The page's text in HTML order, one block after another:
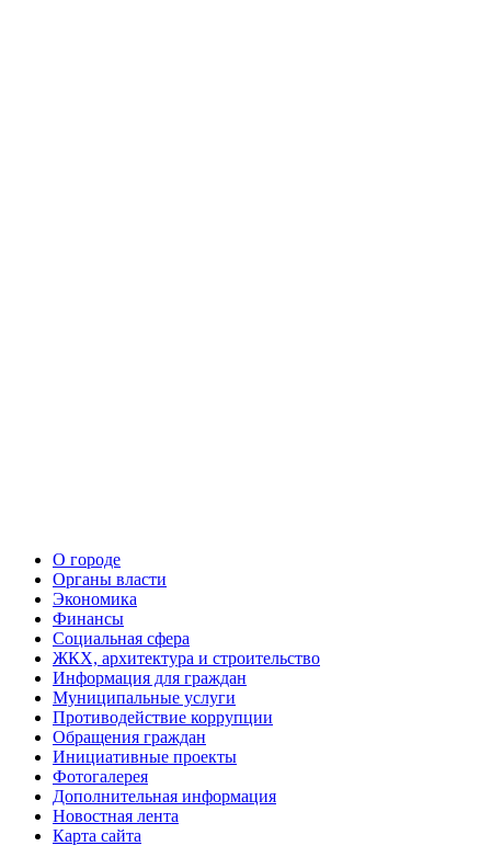
О городе
Органы власти
Экономика
Финансы
Социальная сфера
ЖКХ, архитектура и строительство
Информация для граждан
Муниципальные услуги
Противодействие коррупции
Обращения граждан
Инициативные проекты
Фотогалерея
Дополнительная информация
Новостная лента
Карта сайта